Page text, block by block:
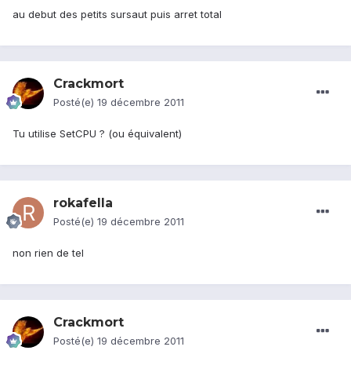
au debut des petits sursaut puis arret total
Crackmort
Posté(e) 19 décembre 2011
Tu utilise SetCPU ? (ou équivalent)
rokafella
Posté(e) 19 décembre 2011
non rien de tel
Crackmort
Posté(e) 19 décembre 2011